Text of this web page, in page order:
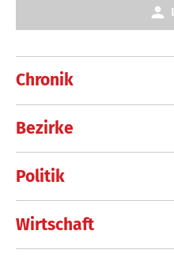
Chronik
Bezirke
Politik
Wirtschaft